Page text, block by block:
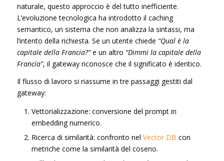
naturale, questo approccio è del tutto inefficiente.
L’evoluzione tecnologica ha introdotto il caching
semantico, un sistema che non analizza la sintassi, ma
l’intento della richiesta. Se un utente chiede “Qual è la
capitale della Francia?”e un altro “Dimmi la capitale della
Francia”, il gateway riconosce che il significato è identico.
Il flusso di lavoro si riassume in tre passaggi gestiti dal
gateway:
Vettorializzazione: conversione del prompt in
embedding numerico.
Ricerca di similarità: confronto nel Vector DB con
metriche come la similarità del coseno.